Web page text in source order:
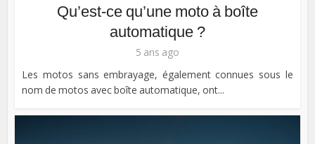
Qu’est-ce qu’une moto à boîte
automatique ?
5 ans ago
Les motos sans embrayage, également connues sous le
nom de motos avec boîte automatique, ont...